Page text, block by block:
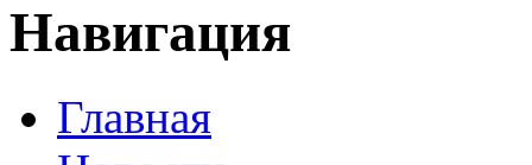
Навигация
Главная